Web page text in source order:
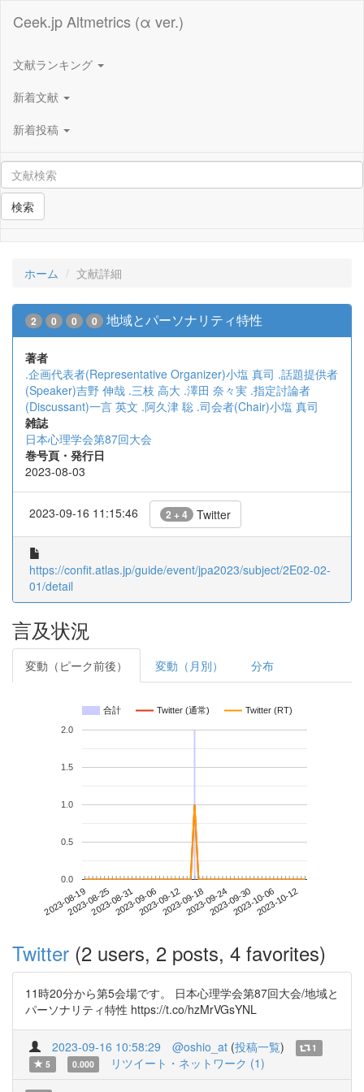
Ceek.jp Altmetrics (α ver.)
文献ランキング
新着文献
新着投稿
検索
ホーム 文献詳細
2 0 0 0 地域とパーソナリティ特性
著者
.企画代表者(Representative Organizer)小塩 真司 .話題提供者
(Speaker)吉野 伸哉 .三枝 高大 .澤田 奈々実 .指定討論者
(Discussant)一言 英文 .阿久津 聡 .司会者(Chair)小塩 真司
雑誌
日本心理学会第87回大会
巻号頁・発行日
2023-08-03
2023-09-16 11:15:46 2 + 4 Twitter
https://confit.atlas.jp/guide/event/jpa2023/subject/2E02-02-
01/detail
言及状況
変動（ピーク前後） 変動（月別） 分布
合計 Twitter (通常) Twitter (RT)
2023-08-192023-08-252023-08-312023-09-062023-09-122023-09-182023-09-242023-09-302023-10-062023-10-12
0.0
0.5
1.0
1.5
2.0
Twitter (2 users, 2 posts, 4 favorites)
11時20分から第5会場です。 日本心理学会第87回大会/地域と
パーソナリティ特性 https://t.co/hzMrVGsYNL
2023-09-16 10:58:29 @oshio_at (投稿一覧)
1
5
0.000 リツイート・ネットワーク (1)